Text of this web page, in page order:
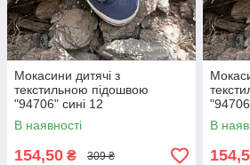
Мокасини дитячі з
текстильною підошвою
"94706" сині 12
В наявності
154,50 ₴ 309 ₴
В